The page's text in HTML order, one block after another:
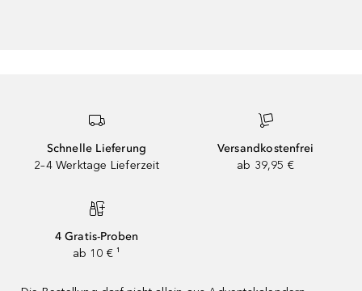
Schnelle Lieferung
2–4 Werktage Lieferzeit
Versandkostenfrei
ab 39,95 €
4 Gratis-Proben
ab 10 € ¹